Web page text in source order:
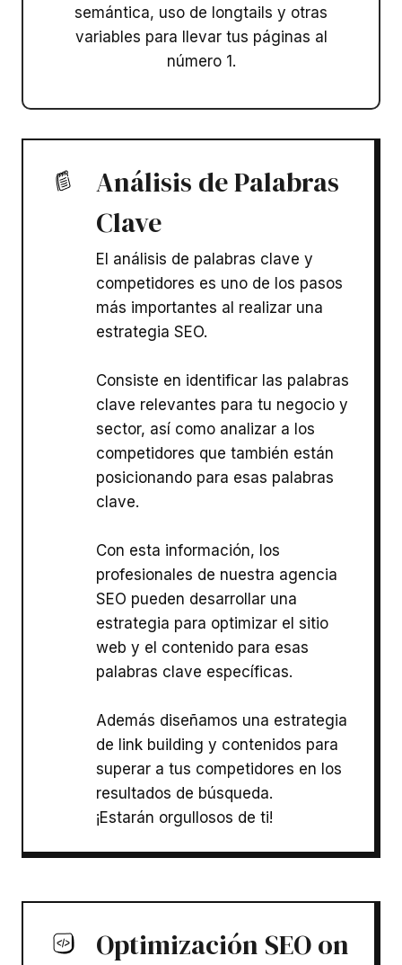
semántica, uso de longtails y otras
variables para llevar tus páginas al
número 1.
Análisis de Palabras
Clave
El análisis de palabras clave y
competidores es uno de los pasos
más importantes al realizar una
estrategia SEO.
Consiste en identificar las palabras
clave relevantes para tu negocio y
sector, así como analizar a los
competidores que también están
posicionando para esas palabras
clave.
Con esta información, los
profesionales de nuestra agencia
SEO pueden desarrollar una
estrategia para optimizar el sitio
web y el contenido para esas
palabras clave específicas.
Además diseñamos una estrategia
de link building y contenidos para
superar a tus competidores en los
resultados de búsqueda.
¡Estarán orgullosos de ti!
Optimización SEO on